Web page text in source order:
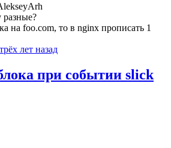
разные?
на foo.com, то в nginx прописать 1
лет назад
при событии slick